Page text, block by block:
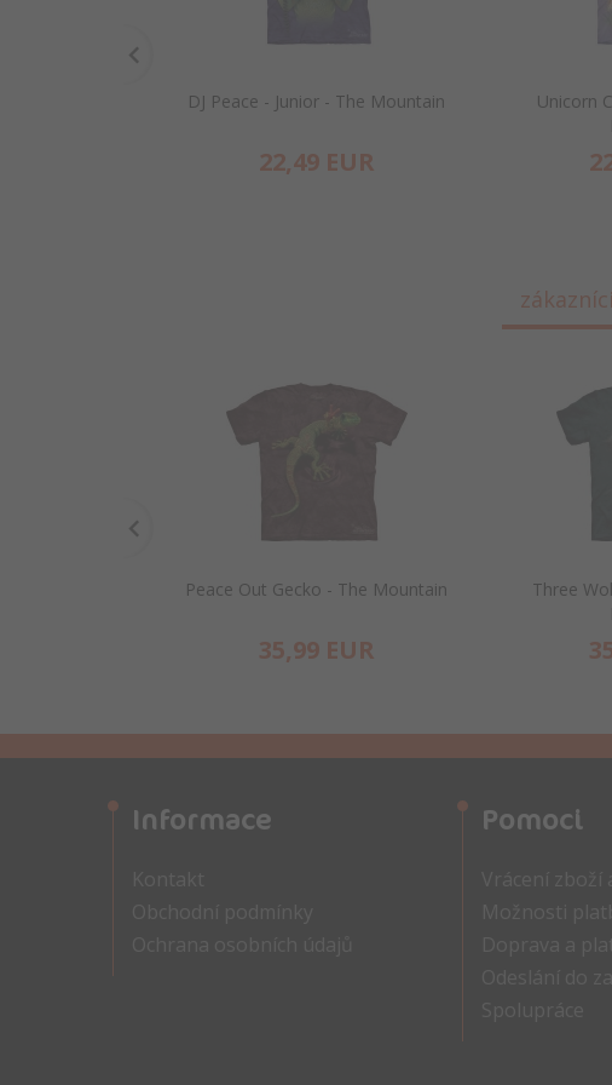
DJ Peace - Junior - The Mountain
22,49 EUR
Unicorn
Peace Out Gecko - The Mountain
35,99 EUR
Three
Informace Pomoci